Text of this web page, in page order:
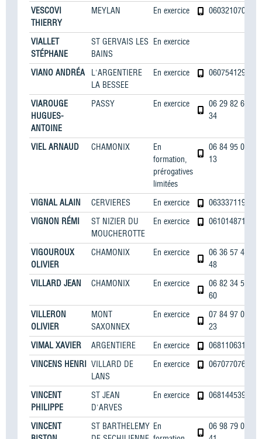
VESCOVI
THIERRY
MEYLAN En exercice 0603210709
VIALLET
STÉPHANE
ST GERVAIS LES
BAINS
En exercice
VIANO ANDRÉA
L'ARGENTIERE
LA BESSEE
En exercice 0607541293
VIAROUGE
HUGUES-
ANTOINE
PASSY En exercice
06 29 82 66
34
VIEL ARNAUD CHAMONIX
En
formation,
prérogatives
limitées
06 84 95 00
13
VIGNAL ALAIN CERVIERES En exercice
0633371190
VIGNON RÉMI
ST NIZIER DU
MOUCHEROTTE
En exercice 0610148714
VIGOUROUX
OLIVIER
CHAMONIX En exercice
06 36 57 41
48
VILLARD JEAN
CHAMONIX En exercice
06 82 34 56
60
VILLERON
OLIVIER
MONT
SAXONNEX
En exercice
07 84 97 02
23
VIMAL XAVIER
ARGENTIERE En exercice
0681106315
VINCENS HENRI VILLARD DE
LANS
En exercice 0670770762
VINCENT
PHILIPPE
ST JEAN
D'ARVES
En exercice 0681445397
VINCENT
ST BARTHELEMY En
06 98 79 07